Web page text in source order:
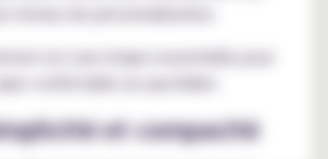
est une étape essentielle pour
confortable au quotidien.
et compacité